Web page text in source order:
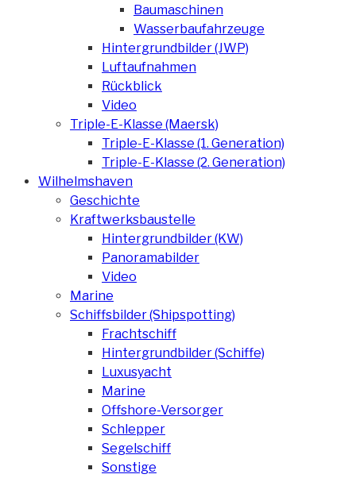
Baumaschinen
Wasserbaufahrzeuge
Hintergrundbilder (JWP)
Luftaufnahmen
Rückblick
Video
Triple-E-Klasse (Maersk)
Triple-E-Klasse (1. Generation)
Triple-E-Klasse (2. Generation)
Wilhelmshaven
Geschichte
Kraftwerksbaustelle
Hintergrundbilder (KW)
Panoramabilder
Video
Marine
Schiffsbilder (Shipspotting)
Frachtschiff
Hintergrundbilder (Schiffe)
Luxusyacht
Marine
Offshore-Versorger
Schlepper
Segelschiff
Sonstige